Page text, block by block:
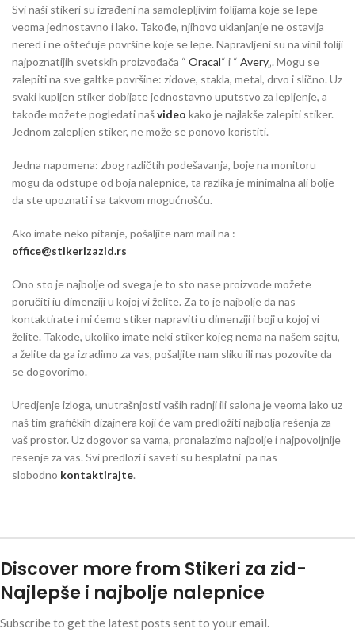
Svi naši stikeri su izrađeni na samolepljivim folijama koje se lepe
veoma jednostavno i lako. Takođe, njihovo uklanjanje ne ostavlja
nered i ne oštećuje površine koje se lepe. Napravljeni su na vinil foliji
najpoznatijih svetskih proizvođača “ Oracal“ i “ Avery„. Mogu se
zalepiti na sve galtke površine: zidove, stakla, metal, drvo i slično. Uz
svaki kupljen stiker dobijate jednostavno uputstvo za lepljenje, a
takođe možete pogledati našvideo kako je najlakše zalepiti stiker.
Jednom zalepljen stiker, ne može se ponovo koristiti.
Jedna napomena: zbog različtih podešavanja, boje na monitoru
mogu da odstupe od boja nalepnice, ta razlika je minimalna ali bolje
da ste upoznati i sa takvom mogućnošću.
Ako imate neko pitanje, pošaljite nam mail na :
office@stikerizazid.rs
Ono sto je najbolje od svega je to sto nase proizvode možete
poručiti iu dimenziji u kojoj vi želite. Za to je najbolje da nas
kontaktirate i mi ćemo stiker napraviti u dimenziji i boji u kojoj vi
želite. Takođe, ukoliko imate neki stiker kojeg nema na našem sajtu,
a želite da ga izradimo za vas, pošaljite nam sliku ili nas pozovite da
se dogovorimo.
Uredjenje izloga, unutrašnjosti vaših radnji ili salona je veoma lako uz
naš tim grafičkih dizajnera koji će vam predložiti najbolja rešenja za
vaš prostor. Uz dogovor sa vama, pronalazimo najbolje i najpovoljnije
resenje za vas. Svi predlozi i saveti su besplatni pa nas
slobodno kontaktirajte.
Discover more from Stikeri za zid-
Najlepše i najbolje nalepnice
Subscribe to get the latest posts sent to your email.